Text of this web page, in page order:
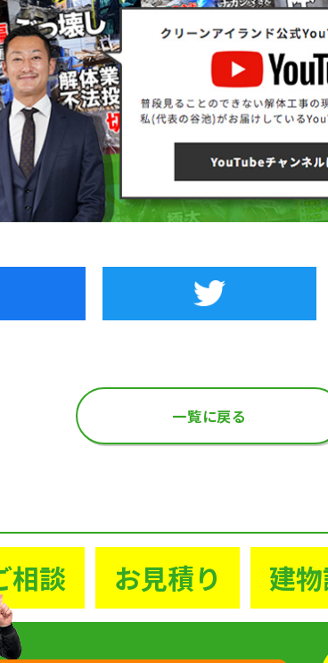
一覧に戻る
相談 お見積り 建